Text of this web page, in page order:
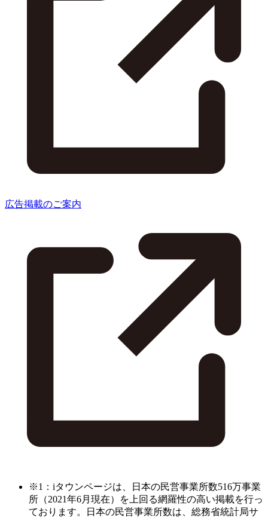
広告掲載のご案内
※1：iタウンページは、日本の民営事業所数516万事業
所（2021年6月現在）を上回る網羅性の高い掲載を行っ
ております。日本の民営事業所数は、総務省統計局サ